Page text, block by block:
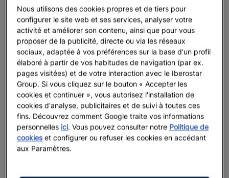
Nous utilisons des cookies propres et de tiers pour
configurer le site web et ses services, analyser votre
activité et améliorer son contenu, ainsi que pour vous
proposer de la publicité, directe ou via les réseaux
sociaux, adaptée à vos préférences sur la base d'un profil
élaboré à partir de vos habitudes de navigation (par ex.
pages visitées) et de votre interaction avec le Iberostar
Group. Si vous cliquez sur le bouton « Accepter les
cookies et continuer », vous autorisez l'installation de
cookies d'analyse, publicitaires et de suivi à toutes ces
fins. Découvrez comment Google traite vos informations
personnelles ici. Vous pouvez consulter notre Politique de
cookies et configurer ou refuser les cookies en accédant
aux Paramètres.